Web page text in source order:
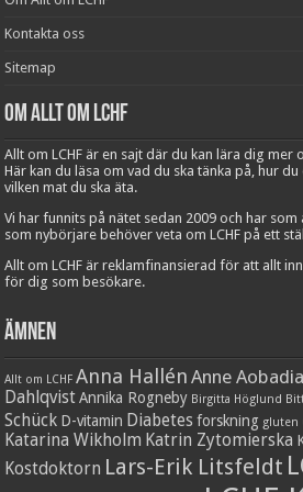
Kontakta oss
Sitemap
Om Allt om LCHF
Allt om LCHF är en sajt där du kan lära dig mer
Här kan du läsa om vad du ska tänka på, hur
vilken mat du ska äta.
Vi har funnits på nätet sedan 2009 och har
som nybörjare behöver veta om LCHF på ett
Allt om LCHF är reklamfinansierad för att allt
för dig som besökare.
Ämnen
Allt om LCHF Anna Hallén Anne Aobadia
Dahlqvist Annika Rogneby Birgitta Höglund
Schück D-vitamin Diabetes forskning gluten
Katarina Wikholm Katrin Zytomierska
Kostdoktorn Lars-Erik Litsfeldt